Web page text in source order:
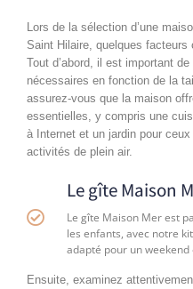
Lors de la sélection d’une
Saint Hilaire, quelques
Tout d’abord, il est important
nécessaires en fonction de la
assurez-vous que la maison
essentielles, y compris une
à Internet et un jardin pour
activités de plein air.
Le gîte Maison
Le gîte Maison Mer est
les enfants, avec notre
adapté pour un
Ensuite, examinez